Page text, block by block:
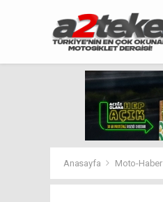
Anasayfa Moto-Haber